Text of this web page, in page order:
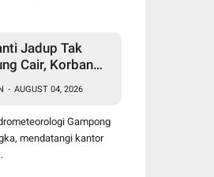
Jadup Tak
Cair, Korban
BPBD Bireuen:
Dibola-bolai"
- AUGUST 04, 2026
Gampong
mendatangi kantor